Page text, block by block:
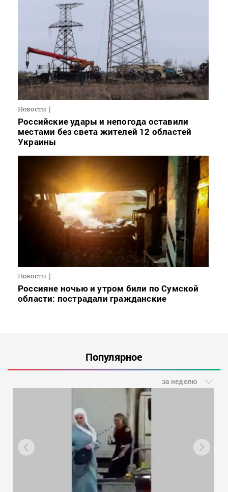
Новости
Российские удары и непогода оставили
местами без света жителей 12 областей
Украины
Новости
Россияне ночью и утром били по Сумской
области: пострадали гражданские
Популярное
за неделю